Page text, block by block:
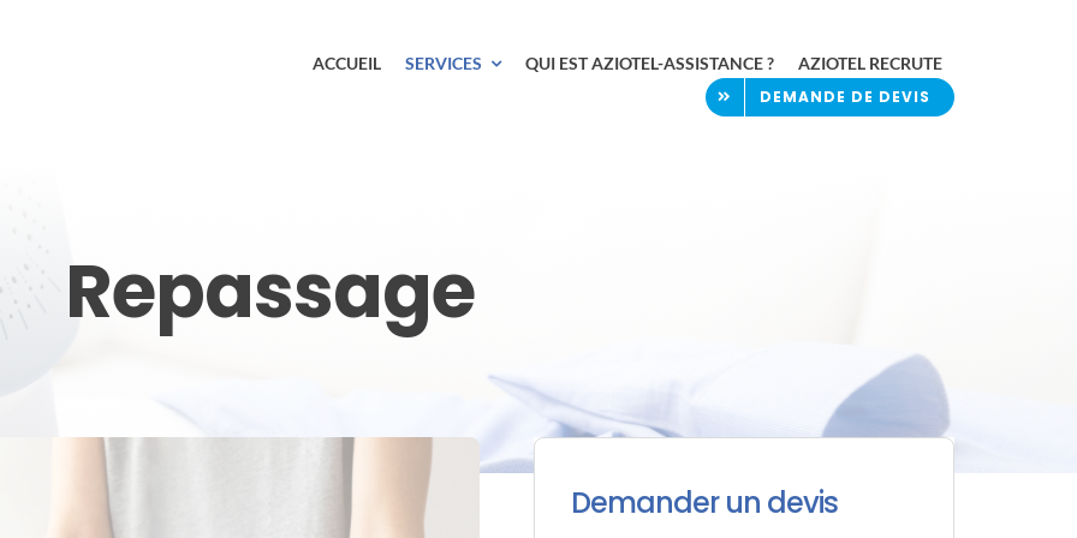
ACCUEIL SERVICES QUI EST AZIOTEL-ASSISTANCE ?
AZIOTEL RECRUTE
DEMANDE DE DEVIS
Repassage
Demander un devis